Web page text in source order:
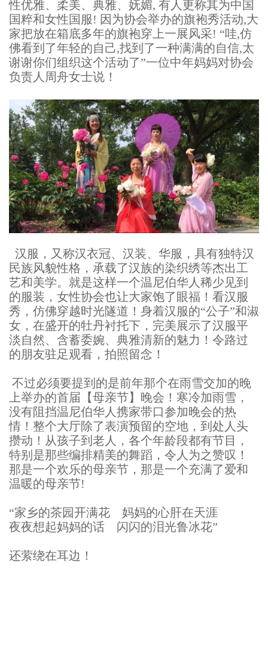
性优雅、柔美、典雅、妩媚, 有人更称其为中国
国粹和女性国服! 因为协会举办的旗袍秀活动,大
家把放在箱底多年的旗袍穿上一展风采! “哇,仿
佛看到了年轻的自己,找到了一种满满的自信,太
谢谢你们组织这个活动了”一位中年妈妈对协会
负责人周舟女士说！
汉服，又称汉衣冠、汉装、华服，具有独特汉
民族风貌性格，承载了汉族的染织绣等杰出工
艺和美学。就是这样一个温尼伯华人稀少见到
的服装，女性协会也让大家饱了眼福！看汉服
秀，仿佛穿越时光隧道！身着汉服的“公子”和淑
女，在盛开的牡丹衬托下，完美展示了汉服平
淡自然、含蓄委婉、典雅清新的魅力！令路过
的朋友驻足观看，拍照留念！
不过必须要提到的是前年那个在雨雪交加的晚
上举办的首届【母亲节】晚会！寒冷加雨雪，
没有阻挡温尼伯华人携家带口参加晚会的热
情！整个大厅除了表演预留的空地，到处人头
攒动！从孩子到老人，各个年龄段都有节目，
特别是那些编排精美的舞蹈，令人为之赞叹！
那是一个欢乐的母亲节，那是一个充满了爱和
温暖的母亲节!
“家乡的茶园开满花 妈妈的心肝在天涯
夜夜想起妈妈的话 闪闪的泪光鲁冰花”
还萦绕在耳边！